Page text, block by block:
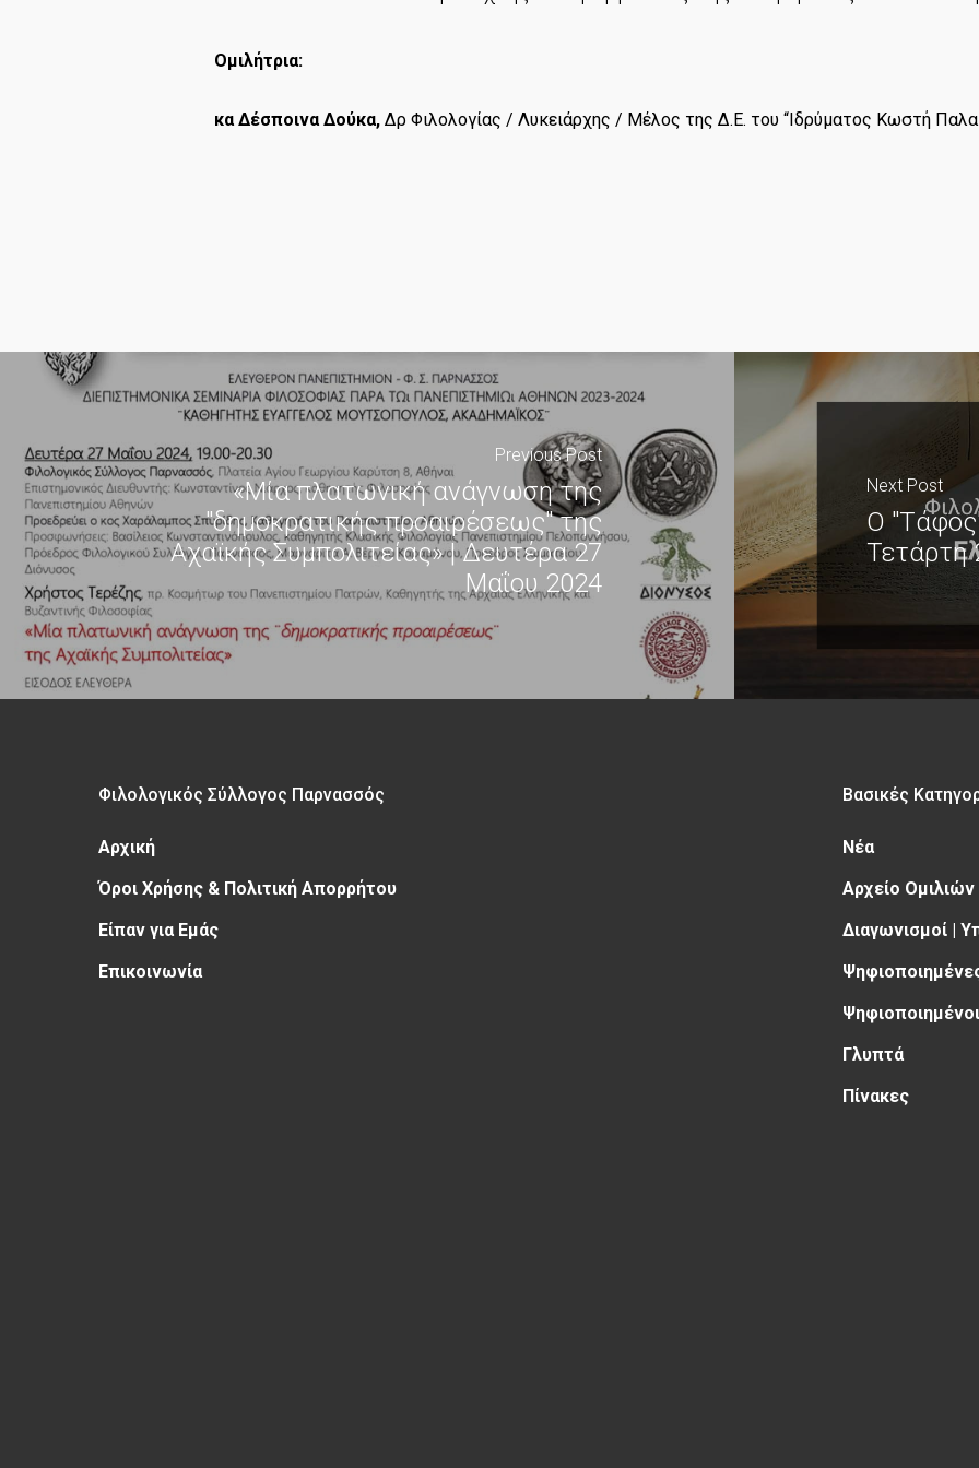
Ομιλήτρια:
κα Δέσποινα Δούκα,Δρ Φιλολογίας / Λυκειάρχης / Μέλος της Δ.Ε. του “Ιδρύματος Κωστή
Previous Post
«Μία πλατωνική ανάγνωση της
"δημοκρατικής προαιρέσεως" της
Αχαϊκής Συμπολιτείας» | Δευτέρα 27
Μαΐου 2024
Next Post
Ο
Τετάρτη
Φιλολογικός Σύλλογος Παρνασσός
Αρχική
Όροι Χρήσης & Πολιτική Απορρήτου
Είπαν για Εμάς
Επικοινωνία
Βασικές
Νέα
Αρχείο Ομιλιών
Διαγωνισμοί |
Γλυπτά
Πίνακες